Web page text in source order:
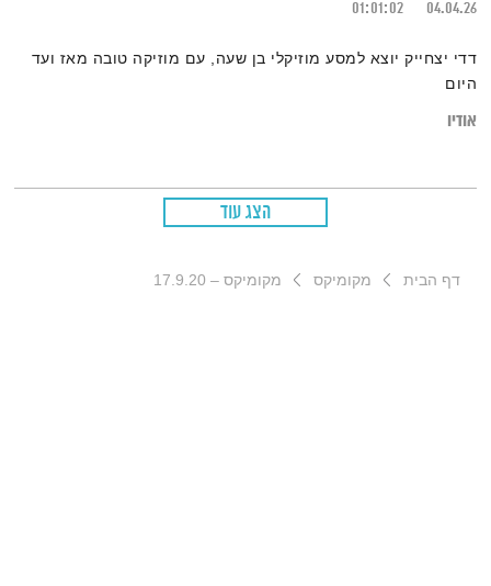
04.04.26
01:01:02
דדי יצחייק יוצא למסע מוזיקלי בן שעה, עם מוזיקה טובה מאז ועד
היום
אודיו
הצג עוד
דף הבית מקומיקס מקומיקס – 17.9.20